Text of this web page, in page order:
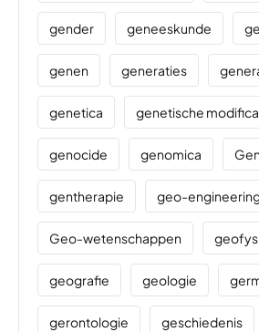
gender geneeskunde
genen generaties
genetica genetische
genocide genomica
gentherapie geo-
Geo-wetenschappen
geografie geologie
gerontologie geschiedenis